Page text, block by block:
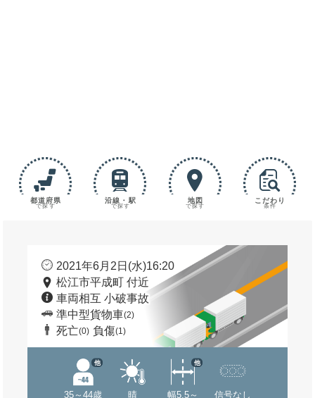
都道府県
で探す
沿線・駅
で探す
地図
で探す
こだわり
条件
2021年6月2日(水)16:20
松江市平成町 付近
車両相互 小破事故
準中型貨物車(2)
死亡(0) 負傷(1)
35～44歳
他
晴
幅5.5～
他
信号なし